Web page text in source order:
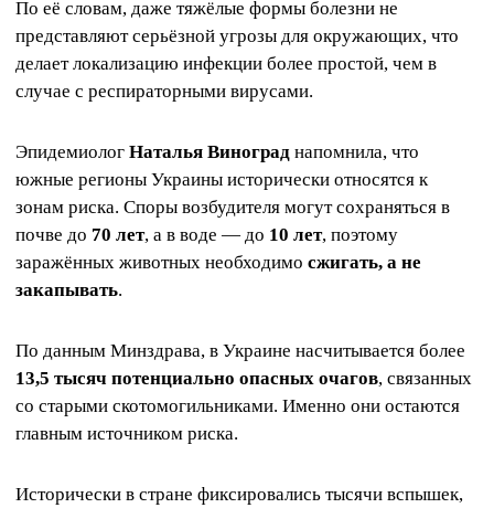
По её словам, даже тяжёлые формы болезни не
представляют серьёзной угрозы для окружающих, что
делает локализацию инфекции более простой, чем в
случае с респираторными вирусами.
Эпидемиолог Наталья Виноград напомнила, что
южные регионы Украины исторически относятся к
зонам риска. Споры возбудителя могут сохраняться в
почве до 70 лет, а в воде — до 10 лет, поэтому
заражённых животных необходимо сжигать, а не
закапывать.
По данным Минздрава, в Украине насчитывается более
13,5 тысяч потенциально опасных очагов, связанных
со старыми скотомогильниками. Именно они остаются
главным источником риска.
Исторически в стране фиксировались тысячи вспышек,